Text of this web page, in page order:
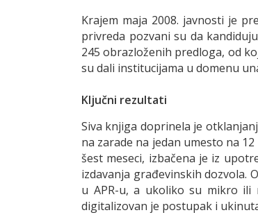
Krajem maja 2008. javnosti je
privreda pozvani su da
245 obrazloženih predloga, od
su dali institucijama u domenu
Ključni rezultati
Siva knjiga doprinela je
na zarade na jedan umesto na
šest meseci, izbačena je iz
izdavanja građevinskih dozvola.
u APR-u, a ukoliko su mikro ili
digitalizovan je postupak i